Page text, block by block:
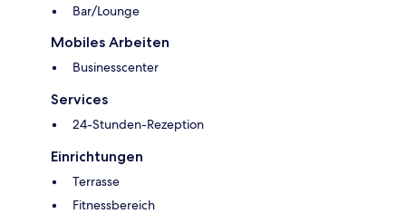
Bar/Lounge
Mobiles Arbeiten
Businesscenter
Services
24-Stunden-Rezeption
Einrichtungen
Terrasse
Fitnessbereich